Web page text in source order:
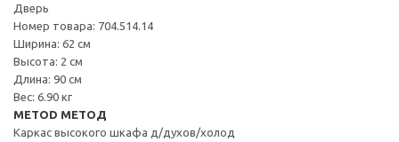
Дверь
Номер товара: 704.514.14
Ширина: 62 см
Высота: 2 см
Длина: 90 см
Вес: 6.90 кг
METOD МЕТОД
Каркас высокого шкафа д/духов/холод